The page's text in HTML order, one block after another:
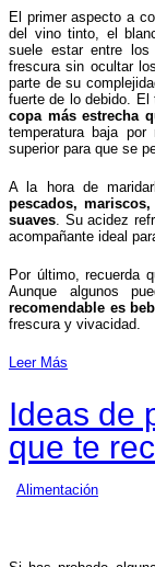
El primer aspecto a
del vino tinto, el
suele estar entre
frescura sin ocultar
parte de su
fuerte de lo debido.
copa más estrecha
temperatura baja
superior para que se
A la hora de
pescados,
suaves. Su acidez
acompañante ideal
Por último, recuerda
Aunque algunos
recomendable es
frescura y vivacidad.
Leer Más
Ideas de
que te
Alimentación